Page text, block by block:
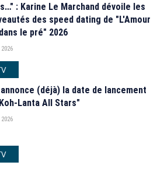
: Karine Le Marchand dévoile les
des speed dating de "L'Amour
le pré" 2026
(déjà) la date de lancement
Lanta All Stars"